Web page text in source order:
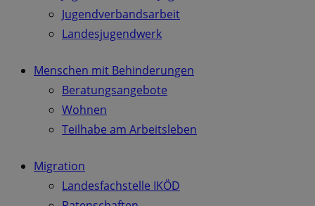
Jugendverbandsarbeit
Landesjugendwerk
Menschen mit Behinderungen
Beratungsangebote
Wohnen
Teilhabe am Arbeitsleben
Migration
Landesfachstelle IKÖD